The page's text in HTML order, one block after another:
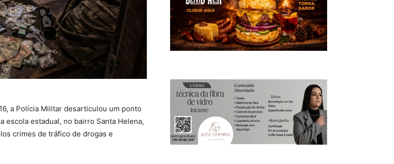
a Polícia Militar desarticulou um ponto
escola estadual, no bairro Santa Helena,
crimes de tráfico de drogas e